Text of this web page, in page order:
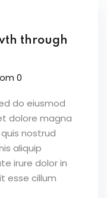
through
0
do eiusmod
dolore magna
nostrud
aliquip
irure dolor in
esse cillum